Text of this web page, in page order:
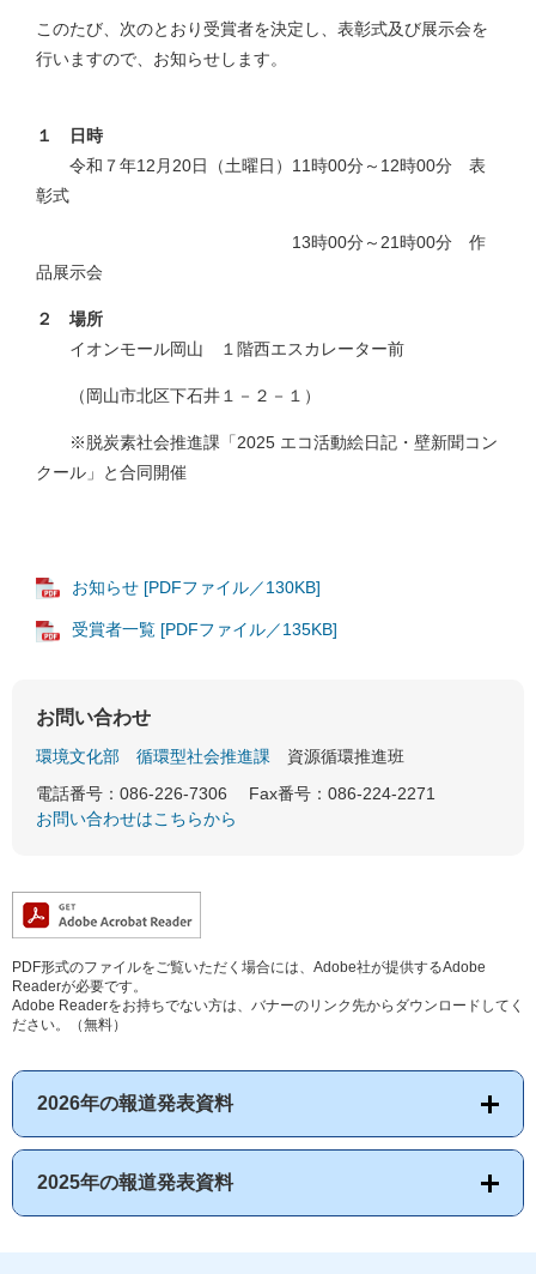
このたび、次のとおり受賞者を決定し、表彰式及び展示会を
行いますので、お知らせします。
１ 日時
令和７年12月20日（土曜日）11時00分～12時00分 表
彰式
13時00分～21時00分 作
品展示会
２ 場所
イオンモール岡山 １階西エスカレーター前
（岡山市北区下石井１－２－１）
※脱炭素社会推進課「2025 エコ活動絵日記・壁新聞コン
クール」と合同開催
お知らせ [PDFファイル／130KB]
受賞者一覧 [PDFファイル／135KB]
お問い合わせ
環境文化部 循環型社会推進課
資源循環推進班
電話番号：086-226-7306
Fax番号：086-224-2271
お問い合わせはこちらから
PDF形式のファイルをご覧いただく場合には、Adobe社が提供するAdobe
Readerが必要です。
Adobe Readerをお持ちでない方は、バナーのリンク先からダウンロードしてく
ださい。（無料）
2026年の報道発表資料
2025年の報道発表資料